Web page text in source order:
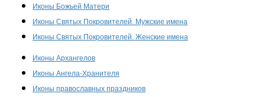
Иконы Божьей Матери
Иконы Святых Покровителей. Мужские имена
Иконы Святых Покровителей. Женские имена
Иконы Архангелов
Иконы Ангела-Хранителя
Иконы православных праздников